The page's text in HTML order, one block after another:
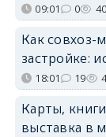
09:01 0
Как совхоз-
застройке:
18:01 19
Карты,
выставка в